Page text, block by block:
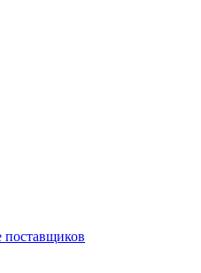
росписью
шаров (Ёлочка,
с верхушками (Елочка,